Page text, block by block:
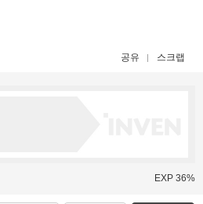
공유 스크랩
EXP 36%